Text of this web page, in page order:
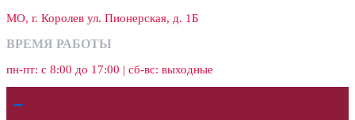
МО, г. Королев ул. Пионерская, д. 1Б
ВРЕМЯ РАБОТЫ
пн-пт: с 8:00 до 17:00 | сб-вс: выходные